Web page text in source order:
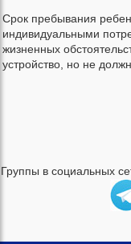
Срок пребывания
индивидуальными
жизненных
устройство, но не
Группы в социальных